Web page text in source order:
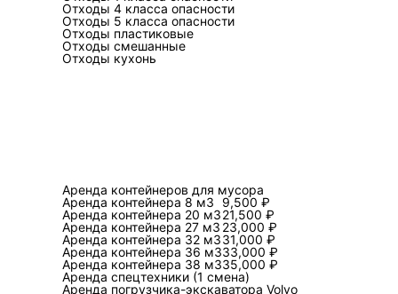
накладки на пороги и углы.
поштучно. Если нет опыта,
складывать высоко, а
Сколько времени
Отходы 4 класса опасности
Отходы 5 класса опасности
Отходы пластиковые
Отходы смешанные
Отходы кухонь
Аренда контейнеров для мусора
Аренда контейнера 8 м3
9,500 ₽
Аренда контейнера 20 м321,500 ₽
Аренда контейнера 27 м3 23,000 ₽
Аренда контейнера 32 м331,000 ₽
Аренда контейнера 36 м333,000 ₽
Аренда контейнера 38 м335,000 ₽
Аренда спецтехники (1 смена)
Аренда погрузчика-экскаватора Volvo